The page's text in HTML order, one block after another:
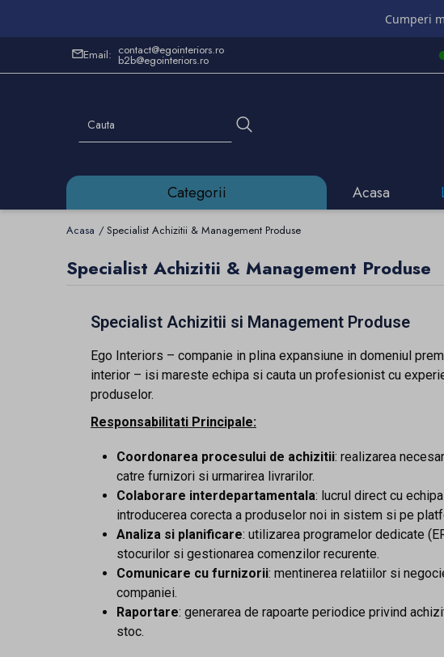
Cumperi
Email: contact@egointeriors.ro
b2b@egointeriors.ro
Categorii Acasa
Acasa Specialist Achizitii & Management Produse
Specialist Achizitii & Management Produse
Specialist Achizitii si Management Produse
Ego Interiors – companie in plina expansiune in domeniul
interior – isi mareste echipa si cauta un profesionist cu
produselor.
Responsabilitati Principale:
Coordonarea procesului de achizitii: realizarea
catre furnizori si urmarirea livrarilor.
Colaborare interdepartamentala: lucrul direct cu
introducerea corecta a produselor noi in sistem si pe
Analiza si planificare: utilizarea programelor dedicate
stocurilor si gestionarea comenzilor recurente.
Comunicare cu furnizorii: mentinerea relatiilor si
companiei.
Raportare: generarea de rapoarte periodice privind
stoc.